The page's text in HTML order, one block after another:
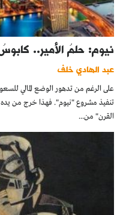
نيوم: حلمُ الأمير..
عبد الهادي خلف
على الرغم من تدهور الوضع المالي
تنفيذ مشروع "نيوم". فهذا خرج من
القرن" من...